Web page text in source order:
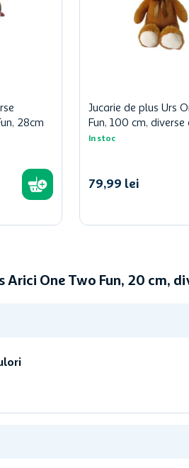
28cm
Jucarie de plus Urs
Fun, 100 cm, diverse
In stoc
79,99 lei
Arici One Two Fun, 20 cm,